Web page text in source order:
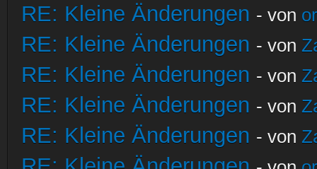
RE: Kleine Änderungen - von
RE: Kleine Änderungen - von
RE: Kleine Änderungen - von
RE: Kleine Änderungen - von
RE: Kleine Änderungen - von